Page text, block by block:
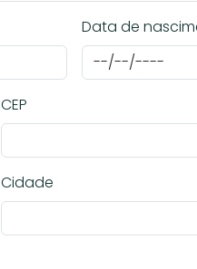
Data de
CEP
Cidade